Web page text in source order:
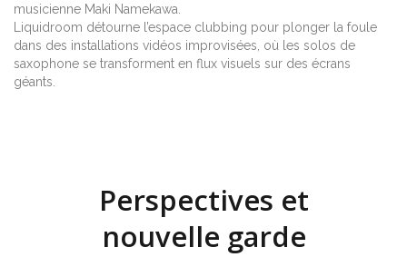
musicienne Maki Namekawa.
Liquidroom détourne l’espace clubbing pour plonger la foule
dans des installations vidéos improvisées, où les solos de
saxophone se transforment en flux visuels sur des écrans
géants.
Perspectives et
nouvelle garde